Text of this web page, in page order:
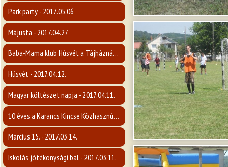
Park party - 2017.05.06
Májusfa - 2017.04.27
Baba-Mama klub Húsvét a Tájháznál - 2017.04.12.
Húsvét - 2017.04.12.
Magyar költészet napja - 2017.04.11.
10 éves a Karancs Kincse Közhasznú Egyesület - 2017.04.07.
Március 15. - 2017.03.14.
Iskolás jótékonysági bál - 2017.03.11.